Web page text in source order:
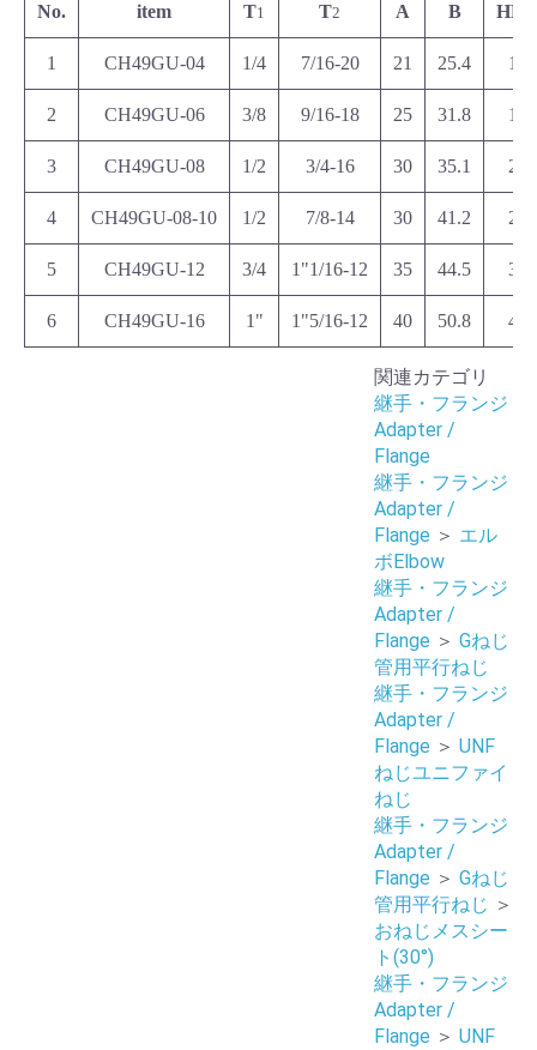
No. item T1 T2 A B HEX
1 CH49GU-04 1/4 7/16-20 21 25.4 17
2 CH49GU-06 3/8 9/16-18 25 31.8 19
3 CH49GU-08 1/2 3/4-16 30 35.1 27
4 CH49GU-08-10 1/2 7/8-14 30 41.2 27
5 CH49GU-12 3/4 1"1/16-12 35 44.5 36
6 CH49GU-16 1" 1"5/16-12 40 50.8 41
関連カテゴリ
継手・フランジ
Adapter /
Flange
継手・フランジ
Adapter /
Flange ＞ エル
ボElbow
継手・フランジ
Adapter /
Flange ＞ Gねじ
管用平行ねじ
継手・フランジ
Adapter /
Flange ＞ UNF
ねじユニファイ
ねじ
継手・フランジ
Adapter /
Flange ＞ Gねじ
管用平行ねじ ＞
おねじメスシー
ト(30°)
継手・フランジ
Adapter /
Flange ＞ UNF